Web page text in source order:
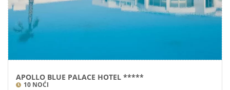
APOLLO BLUE PALACE HOTEL *****
10 NOĆI